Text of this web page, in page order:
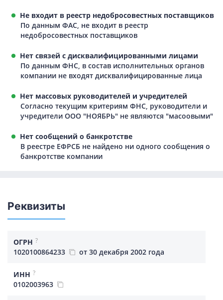
Не входит в реестр недобросовестных поставщиков
По данным ФАС, не входит в реестр
недобросовестных поставщиков
Нет связей с дисквалифицированными лицами
По данным ФНС, в состав исполнительных органов
компании не входят дисквалифицированные лица
Нет массовых руководителей и учредителей
Согласно текущим критериям ФНС, руководители и
учредители ООО "НОЯБРЬ" не являются "масоовыми"
Нет сообщений о банкротстве
В реестре ЕФРСБ не найдено ни одного сообщения о
банкротстве компании
Реквизиты
ОГРН ?
1020100864233 от 30 декабря 2002 года
ИНН ?
0102003963